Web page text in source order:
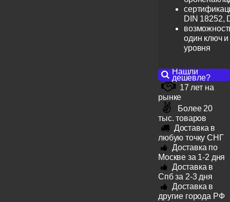
DIN 18252,
один ключ и
уровня
Нашли
дешевле?
17 лет на
рынке
Более 20
тыс. товаров
Доставка в
любую точку СНГ
Доставка по
Москве за 1-2 дня
Доставка в
Спб за 2-3 дня
Доставка в
другие города РФ